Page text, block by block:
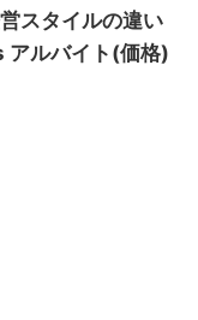
スタイルの違い
アルバイト(価格)